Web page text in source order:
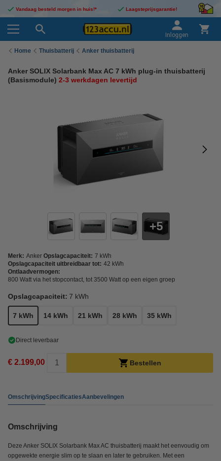
Vandaag besteld morgen in huis!* Laagsteprijsgarantie!
Inloggen
Home Thuisbatterij Anker thuisbatterij
Anker SOLIX Solarbank Max AC 7 kWh plug-in thuisbatterij
(Basismodule) 2-3 werkdagen levertijd
5
Merk: Anker Opslagcapaciteit: 7 kWh
Opslagcapaciteit uitbreidbaar tot: 42 kWh
Ontlaadvermogen:
800 Watt via het stopcontact, tot 3500 Watt op een eigen groep
Opslagcapaciteit: 7 kWh
7 kWh 14 kWh 21 kWh 28 kWh 35 kWh
Direct leverbaar
€ 2.199,00 Bestellen
OmschrijvingSpecificatiesAanbevelingen
Omschrijving
Deze Anker SOLIX Solarbank Max AC thuisbatterij maakt het eenvoudig om
opgewekte energie slim op te slaan en later te gebruiken. Met een